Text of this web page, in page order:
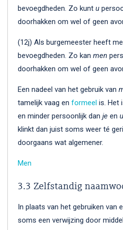
bevoegdheden. Zo kunt u
doorhakken om wel of geen
(12j) Als burgemeester heeft
bevoegdheden. Zo kan men
doorhakken om wel of geen
Een nadeel van het gebruik van
tamelijk vaag en formeel is. Het
en minder persoonlijk dan je en u
klinkt dan juist soms weer té
doorgaans wat algemener.
Men
3.3 Zelfstandig
In plaats van het gebruiken van
soms een verwijzing door